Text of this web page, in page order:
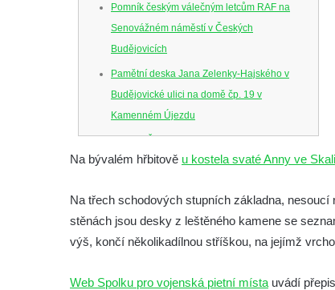
Pomník českým válečným letcům RAF na
Senovážném náměstí v Českých
Budějovicích
Pamětní deska Jana Zelenky-Hajského v
Budějovické ulici na domě čp. 19 v
Kamenném Újezdu
Kenotaf Šimona Valhy na starém hřbitově v
Kamenném Újezdě
hřbitově v Kamenném Újezdě
Pomník obětem válek na Náměstí v
Kenotaf Jana Mojžiše na hřbitově ve
Na bývalém hřbitově u kostela svaté Anny ve
Na třech schodových stupních základna,
stěnách jsou desky z leštěného kamene se
výš, končí několikadílnou stříškou, na jejímž
Web Spolku pro vojenská pietní místa uvádí